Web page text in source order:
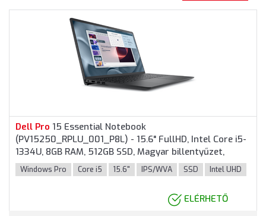
Dell Pro 15 Essential Notebook
(PV15250_RPLU_001_P8L) - 15.6" FullHD, Intel Core i5-
1334U, 8GB RAM, 512GB SSD, Magyar billentyűzet,
Windows 11Professioanal, 3 év garancia, Fekete
színben
Windows Pro Core i5 15.6" IPS/WVA SSD Intel UHD
ELÉRHETŐ